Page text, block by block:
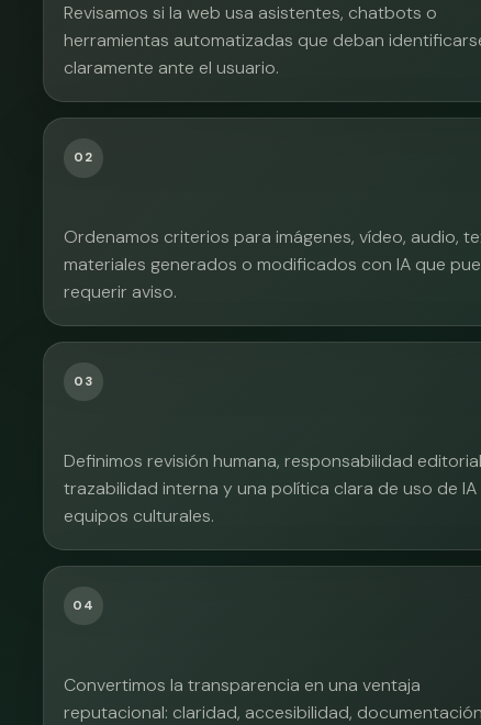
Revisamos si la web usa asistentes, chatbots o
herramientas automatizadas que deban
claramente ante el usuario.
02
Ordenamos criterios para imágenes, vídeo, audio,
materiales generados o modificados con IA que
requerir aviso.
03
Definimos revisión humana, responsabilidad
trazabilidad interna y una política clara de uso de IA
equipos culturales.
04
Convertimos la transparencia en una ventaja
reputacional: claridad, accesibilidad,